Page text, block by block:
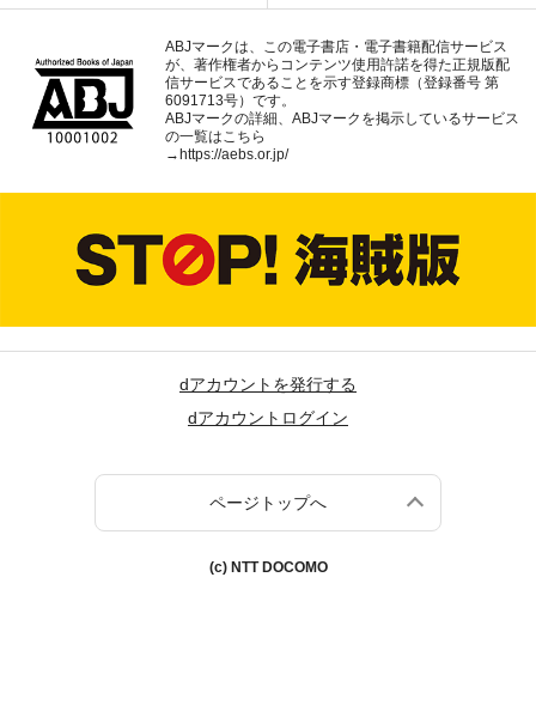
ABJマークは、この電子書店・電子書籍配信サービス
が、著作権者からコンテンツ使用許諾を得た正規版配
信サービスであることを示す登録商標（登録番号 第
6091713号）です。
ABJマークの詳細、ABJマークを掲示しているサービス
の一覧はこちら
→https://aebs.or.jp/
dアカウントを発行する
dアカウントログイン
ページトップへ
(c) NTT DOCOMO